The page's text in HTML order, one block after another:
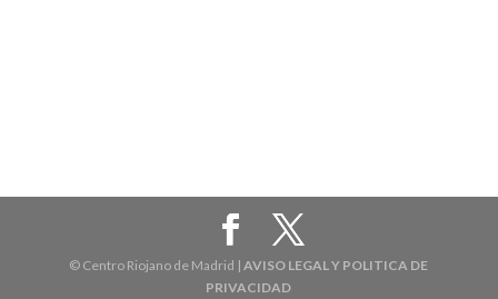
© Centro Riojano de Madrid |AVISO LEGAL Y POLITICA DE
PRIVACIDAD